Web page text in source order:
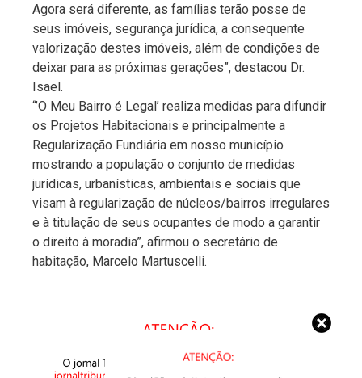
Agora será diferente, as famílias terão posse de
seus imóveis, segurança jurídica, a consequente
valorização destes imóveis, além de condições de
deixar para as próximas gerações”, destacou Dr.
Isael.
“’O Meu Bairro é Legal’ realiza medidas para difundir
os Projetos Habitacionais e principalmente a
Regularização Fundiária em nosso município
mostrando a população o conjunto de medidas
jurídicas, urbanísticas, ambientais e sociais que
visam à regularização de núcleos/bairros irregulares
e à titulação de seus ocupantes de modo a garantir
o direito à moradia”, afirmou o secretário de
habitação, Marcelo Martuscelli.